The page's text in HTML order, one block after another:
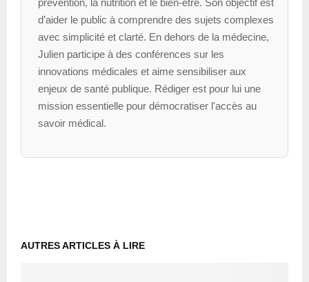
d’aider le public à comprendre des sujets complexes
avec simplicité et clarté. En dehors de la médecine,
Julien participe à des conférences sur les
innovations médicales et aime sensibiliser aux
enjeux de santé publique. Rédiger est pour lui une
mission essentielle pour démocratiser l'accès au
savoir médical.
AUTRES ARTICLES À LIRE